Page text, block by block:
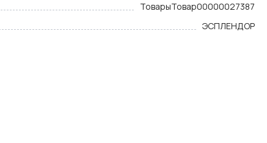
ТоварыТовар00000027387
ЭСПЛЕНДОР